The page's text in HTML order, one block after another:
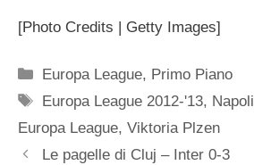
[Photo Credits | Getty Images]
Categorie
Europa League, Primo Piano
Tag
Europa League 2012-'13, Napoli
Europa League, Viktoria Plzen
Le pagelle di Cluj – Inter 0-3